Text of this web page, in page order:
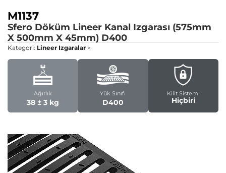
M1137
Sfero Döküm Lineer Kanal Izgarası (575mm
X 500mm X 45mm) D400
Kategori: Lineer Izgaralar >
Ağırlık
38 ± 3 kg
Yük Sınıfı
D400
Kilit Sistemi
Hiçbiri